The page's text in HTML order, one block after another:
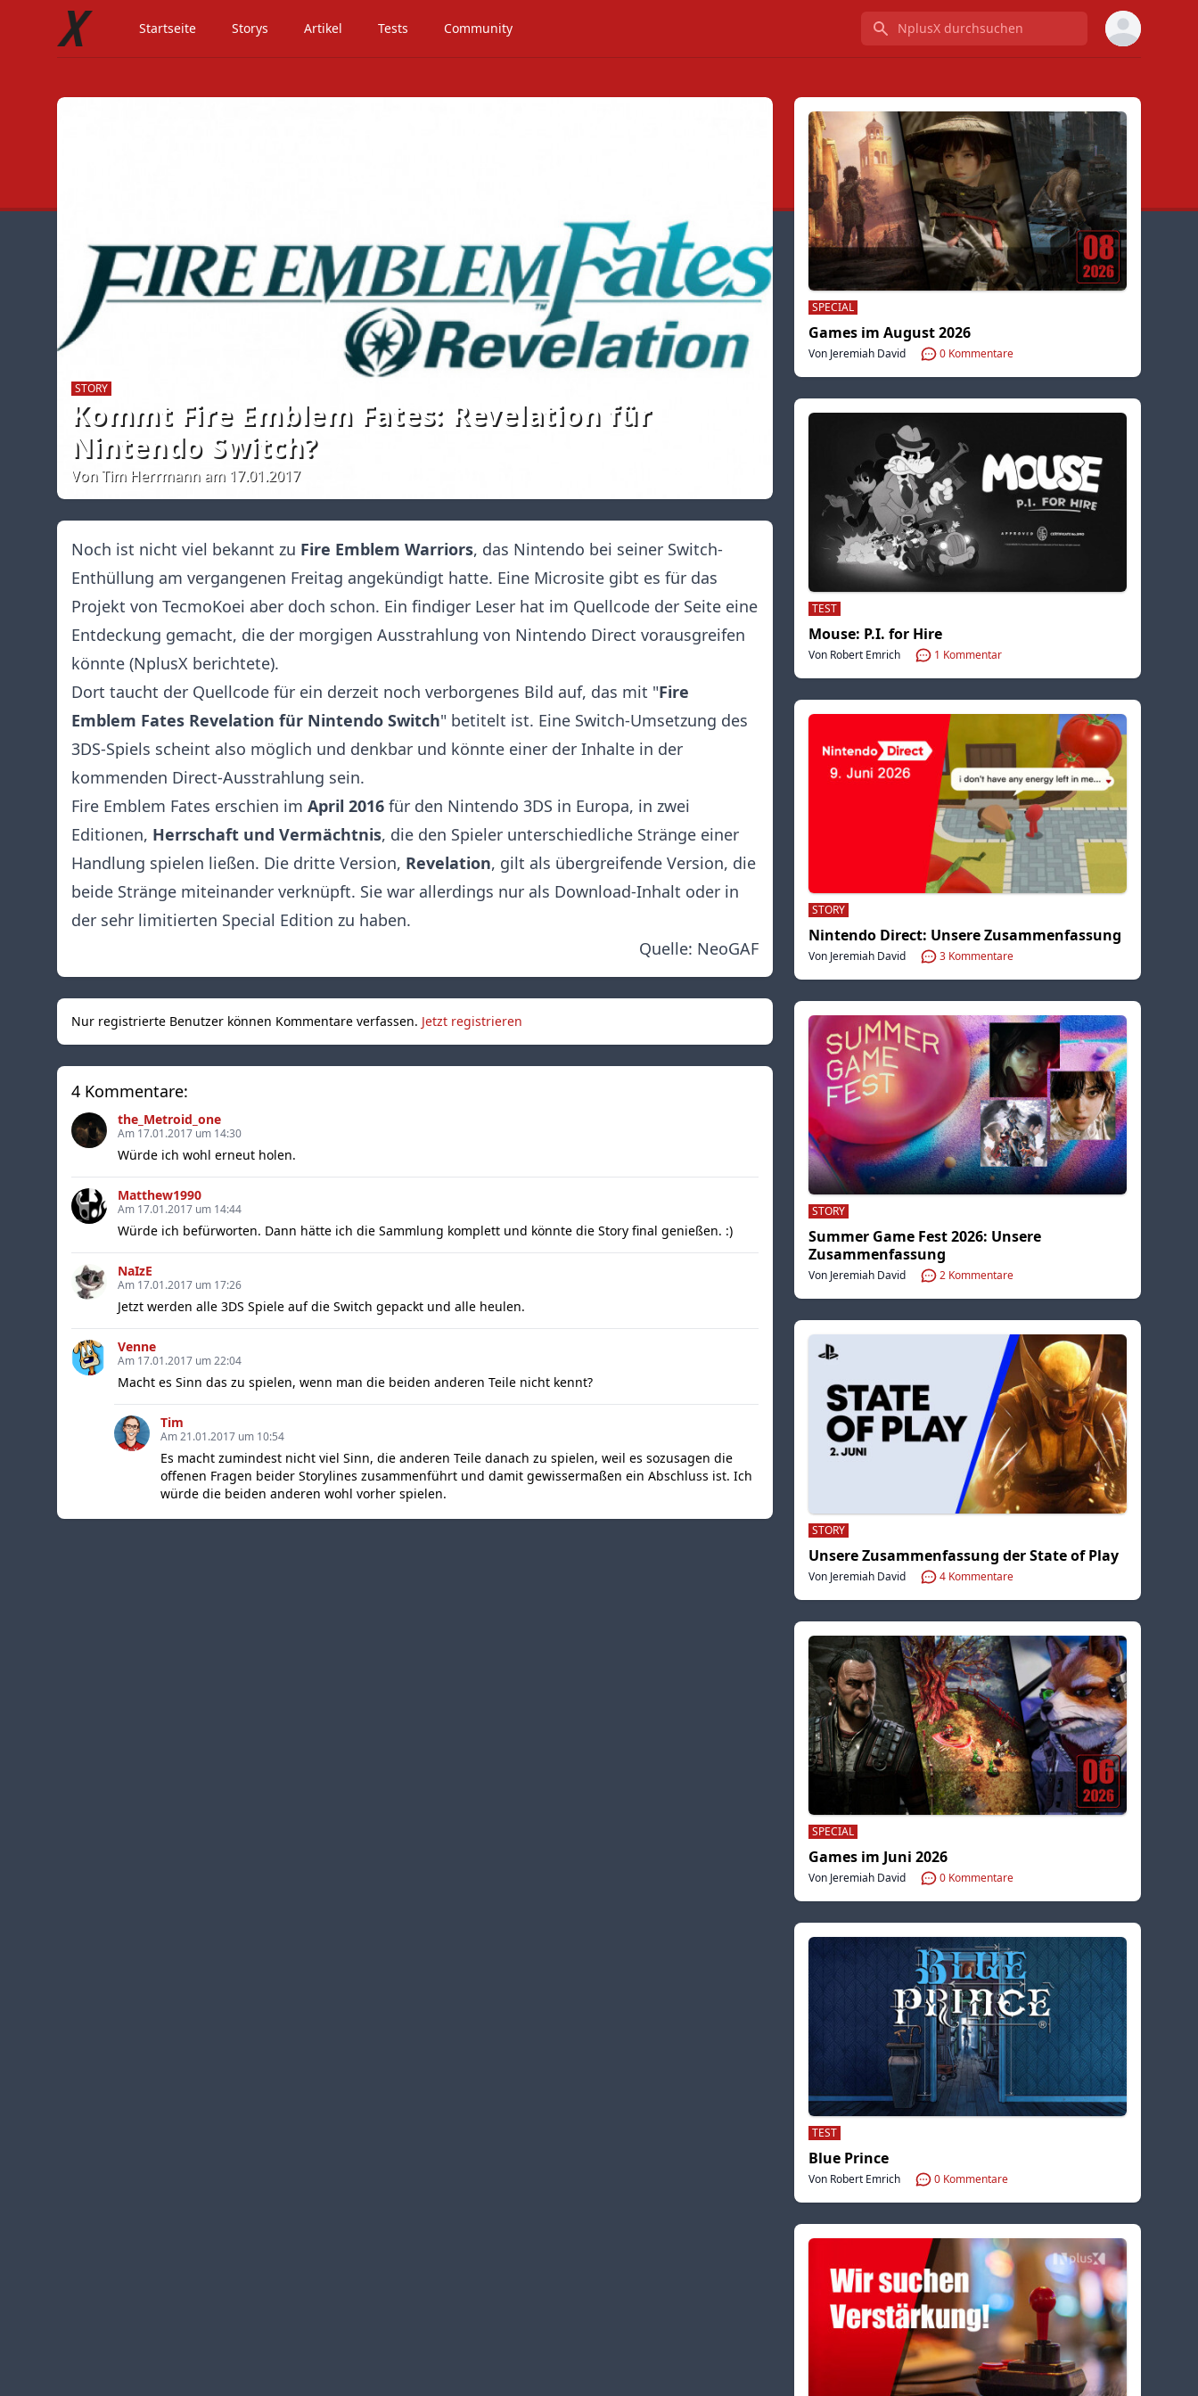
Startseite Storys Artikel Tests Community NplusX durchsuchen
STORY
Kommt Fire Emblem Fates: Revelation für
Nintendo Switch?
Von Tim Herrmann am 17.01.2017
Noch ist nicht viel bekannt zu Fire Emblem Warriors, das Nintendo bei seiner Switch-
Enthüllung am vergangenen Freitag angekündigt hatte. Eine Microsite gibt es für das
Projekt von TecmoKoei aber doch schon. Ein findiger Leser hat im Quellcode der Seite eine
Entdeckung gemacht, die der morgigen Ausstrahlung von Nintendo Direct vorausgreifen
könnte (NplusX berichtete).
Dort taucht der Quellcode für ein derzeit noch verborgenes Bild auf, das mit "Fire
Emblem Fates Revelation für Nintendo Switch" betitelt ist. Eine Switch-Umsetzung des
3DS-Spiels scheint also möglich und denkbar und könnte einer der Inhalte in der
kommenden Direct-Ausstrahlung sein.
Fire Emblem Fates erschien im April 2016 für den Nintendo 3DS in Europa, in zwei
Editionen, Herrschaft und Vermächtnis, die den Spieler unterschiedliche Stränge einer
Handlung spielen ließen. Die dritte Version, Revelation, gilt als übergreifende Version, die
beide Stränge miteinander verknüpft. Sie war allerdings nur als Download-Inhalt oder in
der sehr limitierten Special Edition zu haben.
Quelle: NeoGAF
Nur registrierte Benutzer können Kommentare verfassen. Jetzt registrieren
4 Kommentare:
the_Metroid_one
Am 17.01.2017 um 14:30
Würde ich wohl erneut holen.
Matthew1990
Am 17.01.2017 um 14:44
Würde ich befürworten. Dann hätte ich die Sammlung komplett und könnte die Story final genießen. :)
NaIzE
Am 17.01.2017 um 17:26
Jetzt werden alle 3DS Spiele auf die Switch gepackt und alle heulen.
Venne
Am 17.01.2017 um 22:04
Macht es Sinn das zu spielen, wenn man die beiden anderen Teile nicht kennt?
Tim
Am 21.01.2017 um 10:54
Es macht zumindest nicht viel Sinn, die anderen Teile danach zu spielen, weil es sozusagen die
offenen Fragen beider Storylines zusammenführt und damit gewissermaßen ein Abschluss ist. Ich
würde die beiden anderen wohl vorher spielen.
SPECIAL
Games im August 2026
Von Jeremiah David 0 Kommentare
TEST
Mouse: P.I. for Hire
Von Robert Emrich 1 Kommentar
STORY
Nintendo Direct: Unsere Zusammenfassung
Von Jeremiah David 3 Kommentare
STORY
Summer Game Fest 2026: Unsere
Zusammenfassung
Von Jeremiah David 2 Kommentare
STORY
Unsere Zusammenfassung der State of Play
Von Jeremiah David 4 Kommentare
SPECIAL
Games im Juni 2026
Von Jeremiah David 0 Kommentare
TEST
Blue Prince
Von Robert Emrich 0 Kommentare